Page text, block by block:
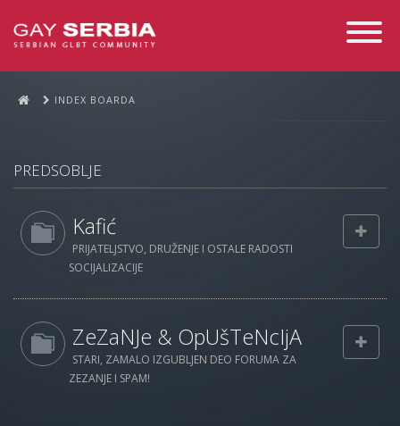
Toggle
INDEX BOARDA
PREDSOBLJE
Kafić
PRIJATELJSTVO, DRUŽENJE I OSTALE RADOSTI
SOCIJALIZACIJE
ZeZaNJe & OpUšTeNcIjA
STARI, ZAMALO IZGUBLJEN DEO FORUMA ZA
ZEZANJE I SPAM!